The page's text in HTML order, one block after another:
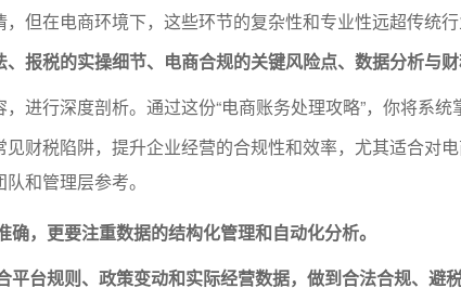
，但在电商环境下，这些环节的复杂性和专业性远超传统
、报税的实操细节、电商合规的关键风险点、数据分析与
，进行深度剖析。通过这份“电商账务处理攻略”，你将系统
见财税陷阱，提升企业经营的合规性和效率，尤其适合对
和管理层参考。
确，更要注重数据的结构化管理和自动化分析。
平台规则、政策变动和实际经营数据，做到合法合规、避税